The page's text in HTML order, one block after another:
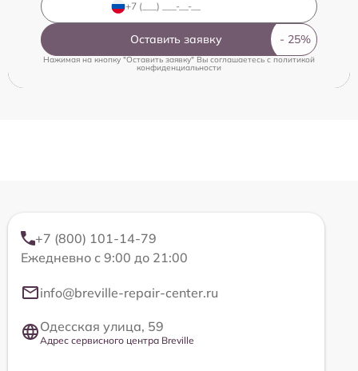
Оставить заявку
Нажимая на кнопку "Оставить заявку" Вы соглашаетесь cполитикой
конфиденциальности
+7 (800) 101-14-79
Ежедневно с 9:00 до 21:00
info@breville-repair-center.ru
Одесская улица, 59
Адрес сервисного центра Breville